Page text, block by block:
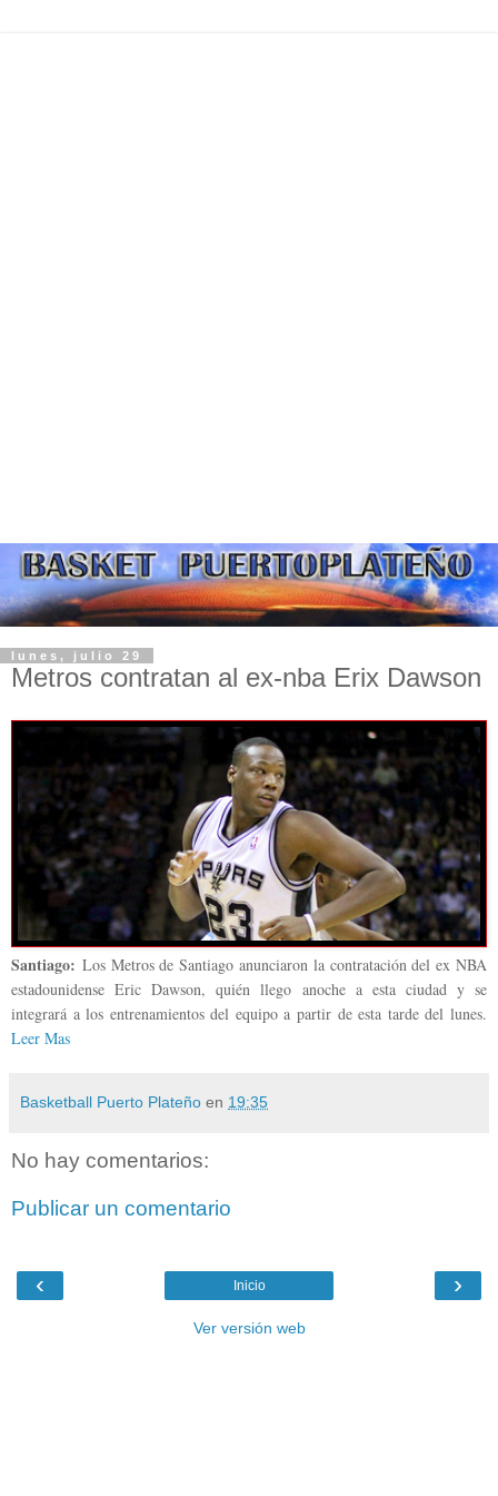
lunes, julio 29
Metros contratan al ex-nba Erix Dawson
Santiago: Los Metros de Santiago anunciaron la contratación del ex NBA
estadounidense Eric Dawson, quién llego anoche a esta ciudad y se
integrará a los entrenamientos del equipo a partir de esta tarde del lunes.
Leer Mas
Basketball Puerto Plateño en 19:35
No hay comentarios:
Publicar un comentario
‹ ›
Inicio
Ver versión web